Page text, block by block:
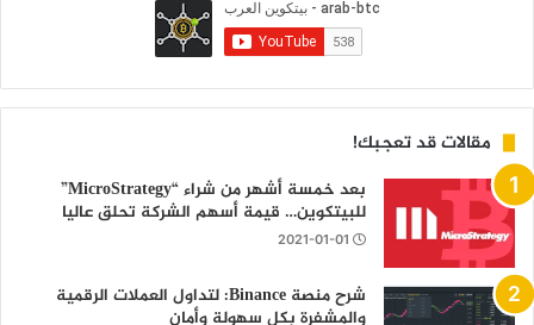
مقالات قد تعجبك!
بعد خمسة أشهر من شراء “MicroStrategy”
للبيتكوين… قيمة أسهم الشركة تحلق عاليا
2021-01-01
شرح منصة Binance: لتداول العملات الرقمية
والمشفرة بكل سهولة وأمان